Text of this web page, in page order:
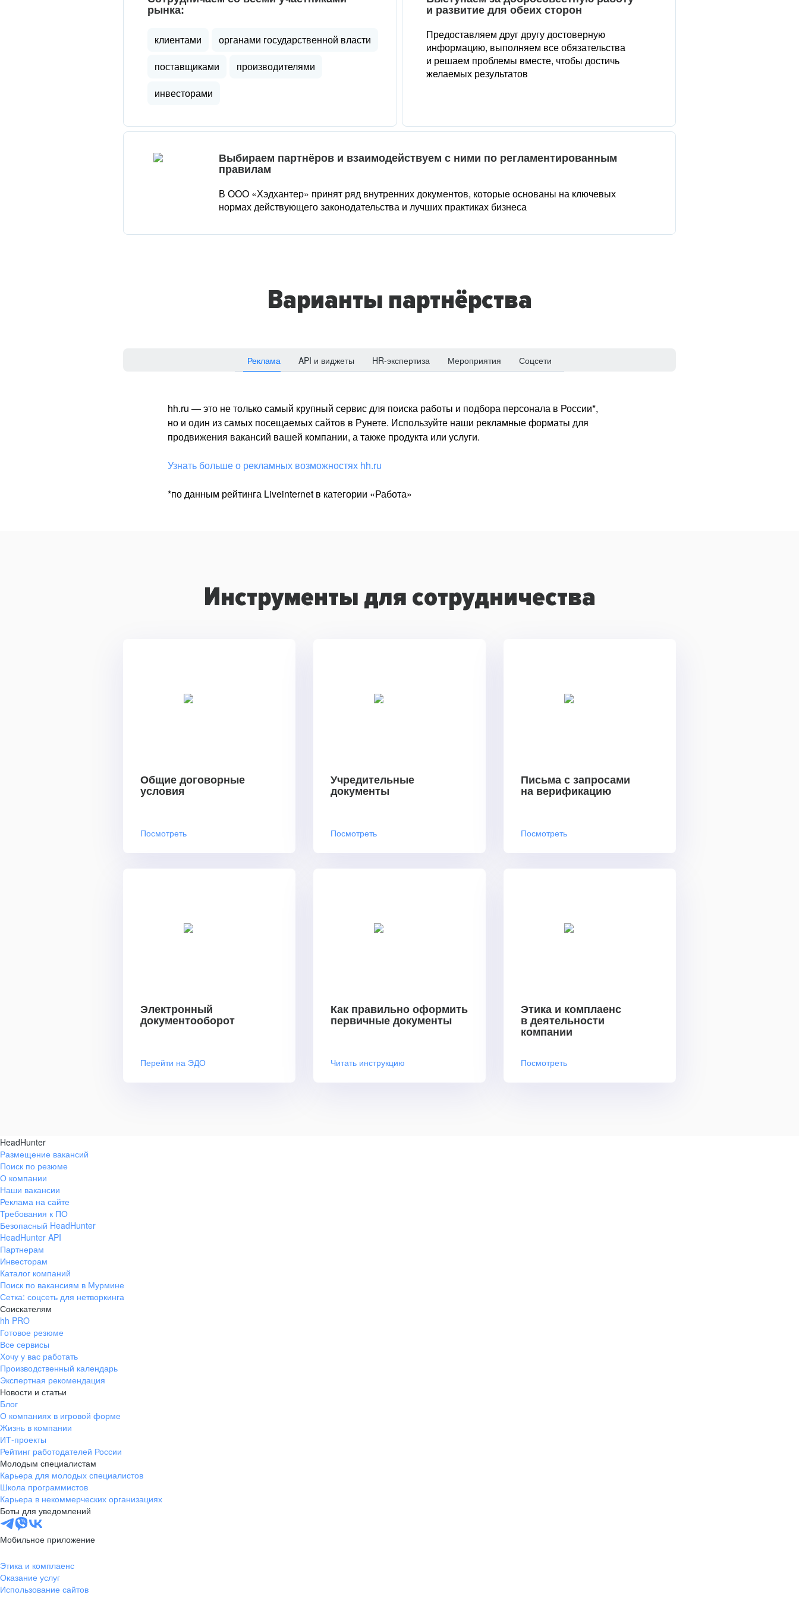
рынка:
клиентами
органами государственной власти
поставщиками
производителями
инвесторами
и развитие для обеих сторон
Предоставляем друг другу достоверную
информацию, выполняем все обязательства
и решаем проблемы вместе, чтобы достичь
желаемых результатов
Выбираем партнёров и взаимодействуем с ними по регламентированным
правилам
В ООО «Хэдхантер» принят ряд внутренних документов, которые основаны на ключевых
нормах действующего законодательства и лучших практиках бизнеса
Варианты партнёрства
Реклама API и виджеты HR-экспертиза Мероприятия Соцсети
hh.ru — это не только самый крупный сервис для поиска работы и подбора персонала в России*,
но и один из самых посещаемых сайтов в Рунете. Используйте наши рекламные форматы для
продвижения вакансий вашей компании, а также продукта или услуги.
Узнать больше о рекламных возможностях hh.ru
*по данным рейтинга Liveinternet в категории «Работа»
Инструменты для сотрудничества
Общие договорные
условия
Посмотреть
Учредительные
документы
Посмотреть
Письма с запросами
на верификацию
Посмотреть
Электронный
документооборот
Перейти на ЭДО
Как правильно оформить
первичные документы
Читать инструкцию
Этика и комплаенс
в деятельности
компании
Посмотреть
HeadHunter
Размещение вакансий
Поиск по резюме
О компании
Наши вакансии
Реклама на сайте
Требования к ПО
Безопасный HeadHunter
HeadHunter API
Партнерам
Инвесторам
Каталог компаний
Поиск по вакансиям в Мурмине
Сетка: соцсеть для нетворкинга
Соискателям
hh PRO
Готовое резюме
Все сервисы
Хочу у вас работать
Производственный календарь
Экспертная рекомендация
Новости и статьи
Блог
О компаниях в игровой форме
Жизнь в компании
ИТ-проекты
Рейтинг работодателей России
Молодым специалистам
Карьера для молодых специалистов
Школа программистов
Карьера в некоммерческих организациях
Боты для уведомлений
Мобильное приложение
Этика и комплаенс
Оказание услуг
Использование сайтов